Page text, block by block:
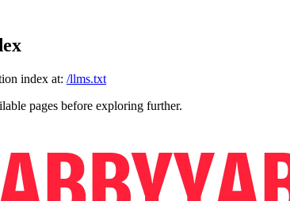
index at: /llms.txt
pages before exploring further.